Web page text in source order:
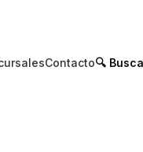
Contacto🔍